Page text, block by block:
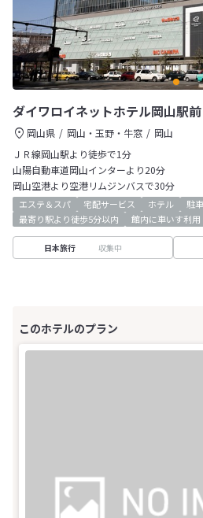
ダイワロイネットホテル岡山駅前
岡山県 岡山・玉野・牛窓
岡山
ＪＲ線岡山駅より徒歩で1分
山陽自動車道岡山インターより20分
岡山空港より空港リムジンバスで30分
エステ＆スパ 宅配サービス ホテル
駐
最寄り駅より徒歩5分以内
館内に車いす利用
日本旅行 収集中